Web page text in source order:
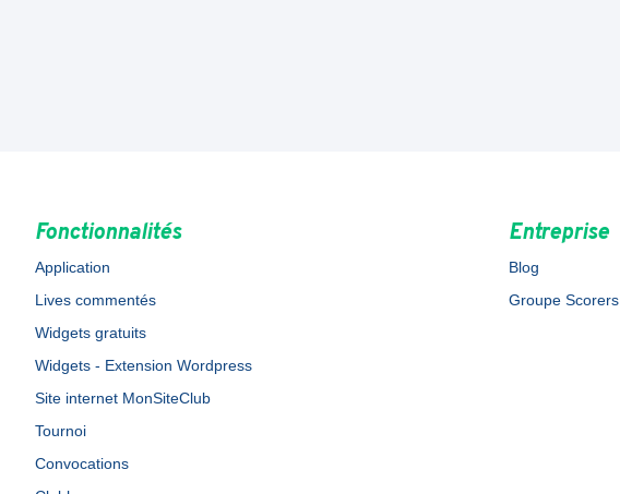
Fonctionnalités
Application
Lives commentés
Widgets gratuits
Widgets - Extension Wordpress
Site internet MonSiteClub
Tournoi
Convocations
Entreprise
Blog
Groupe Scorers